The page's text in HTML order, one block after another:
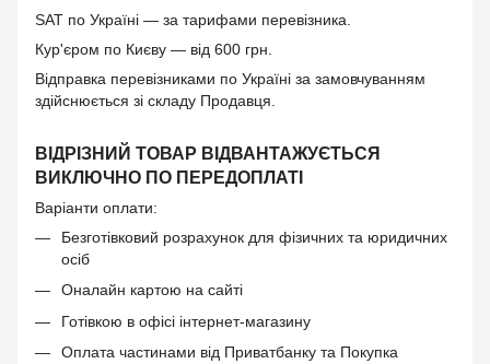
SAT по Україні — за тарифами перевізника.
Кур'єром по Києву — від 600 грн.
Відправка перевізниками по Україні за замовчуванням
здійснюється зі складу Продавця.
ВІДРІЗНИЙ ТОВАР ВІДВАНТАЖУЄТЬСЯ
ВИКЛЮЧНО ПО ПЕРЕДОПЛАТІ
Варіанти оплати:
Безготівковий розрахунок для фізичних та юридичних
осіб
Оналайн картою на сайті
Готівкою в офісі інтернет-магазину
Оплата частинами від Приватбанку та Покупка